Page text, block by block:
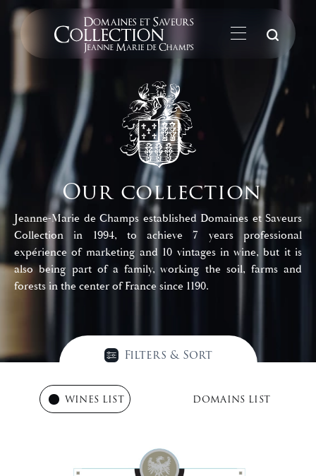
Our collection
Jeanne-Marie de Champs established Domaines et Saveurs
Collection in 1994, to achieve 7 years professional
expérience of marketing and 10 vintages in wine, but it is
also being part of a family, working the soil, farms and
forests in the center of France since 1190.
Filters & Sort
WINES LIST DOMAINS LIST